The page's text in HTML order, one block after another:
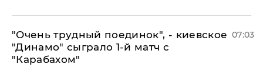
"Очень трудный поединок", - киевское
"Динамо" сыграло 1-й матч с
"Карабахом"
07:03